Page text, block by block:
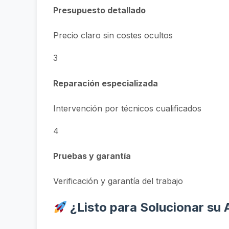
Presupuesto detallado
Precio claro sin costes ocultos
3
Reparación especializada
Intervención por técnicos cualificados
4
Pruebas y garantía
Verificación y garantía del trabajo
¿Listo para Solucionar su